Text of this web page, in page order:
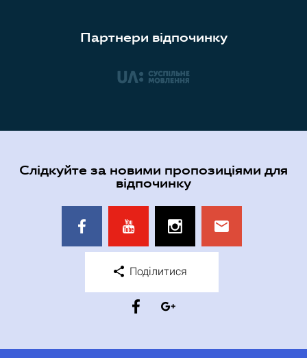
Партнери відпочинку
Слідкуйте за новими пропозиціями для
відпочинку
Поділитися